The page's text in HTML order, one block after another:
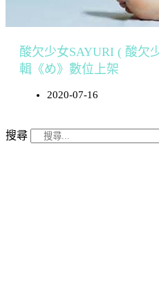
酸欠少女SAYURI ( 酸欠
輯《め》數位上架
2020-07-16
搜尋